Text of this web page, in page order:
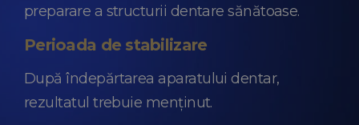
preparare a structurii dentare sănătoase.
Perioada de stabilizare
După îndepărtarea aparatului dentar,
rezultatul trebuie menținut.